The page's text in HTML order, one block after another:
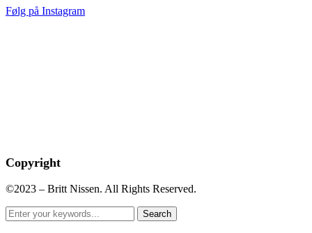
Følg på Instagram
Copyright
©2023 – Britt Nissen. All Rights Reserved.